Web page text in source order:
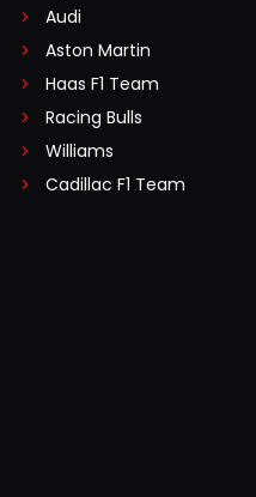
Audi
Aston Martin
Haas F1 Team
Racing Bulls
Williams
Cadillac F1 Team